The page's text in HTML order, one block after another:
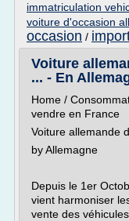
immatriculation
voiture d'occasion
occasion /
Voiture
... - En
Home /
vendre en France
Voiture allemande
by Allemagne
Depuis le 1er
vient harmoniser
vente des